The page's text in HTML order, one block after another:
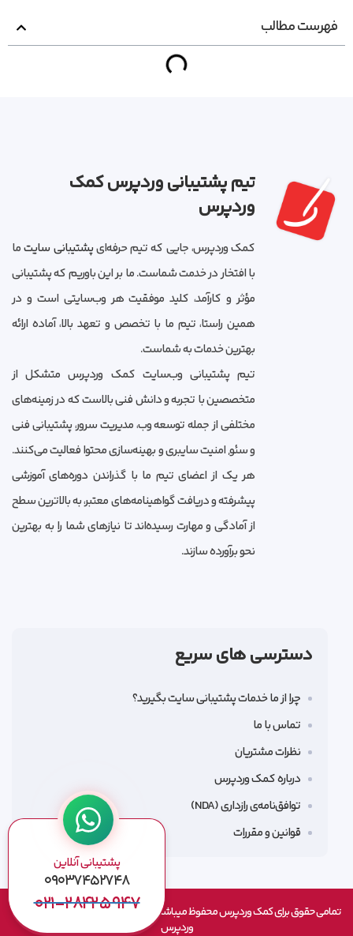
فهرست مطالب
تیم پشتیبانی وردپرس کمک
وردپرس
کمک وردپرس، جایی که تیم حرفه‌ایپشتیبانی سایتما
با افتخار در خدمت شماست. ما بر این باوریم که پشتیبانی
مؤثر و کارآمد، کلید موفقیت هر وب‌سایتی است و در
همین راستا، تیم ما با تخصص و تعهد بالا، آماده ارائه
بهترین خدمات به شماست.
تیم پشتیبانی وب‌سایت کمک وردپرس متشکل از
متخصصین با تجربه و دانش فنی بالاست که در زمینه‌های
مختلفی از جمله توسعه وب، مدیریت سرور، پشتیبانی فنی
و سئو, امنیت سایبری و بهینه‌سازی محتوا فعالیت می‌کنند.
هر یک از اعضای تیم ما با گذراندن دوره‌های آموزشی
پیشرفته و دریافت گواهینامه‌های معتبر، به بالاترین سطح
از آمادگی و مهارت رسیده‌اند تا نیازهای شما را به بهترین
نحو برآورده سازند.
دسترسی های سریع
چرا از ما خدمات پشتیبانی سایت بگیرید؟
تماس با ما
نظرات مشتریان
درباره کمک وردپرس
توافق‌نامه‌ی رازداری (NDA)
قوانین و مقررات
تمامی حقوق برای کمک وردپرس محفوظ میباشد طراحی شده بصورت بومی توسط کمک
وردپرس
پشتیبانی آنلاین
۰۹۰۳۷۴۵۲۷۴۸
۰۲۱-۲۸۴۲۵۹۴۷